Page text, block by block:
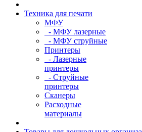
Техника для печати
МФУ
- МФУ лазерные
- МФУ струйные
Принтеры
- Лазерные
принтеры
- Струйные
принтеры
Сканеры
Расходные
материалы